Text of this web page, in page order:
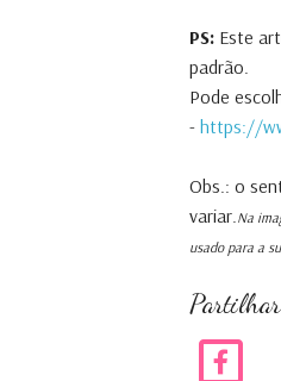
PS: Este
padrão.
Pode
- https://
Obs.: o
variar.Na
usado para a